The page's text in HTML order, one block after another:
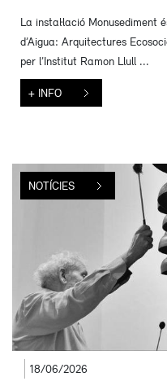
La instal·lació
d’Aigua: Arquitectures
per l’Institut Ramon Llull ...
+ INFO
18/06/2026
NOTÍCIES